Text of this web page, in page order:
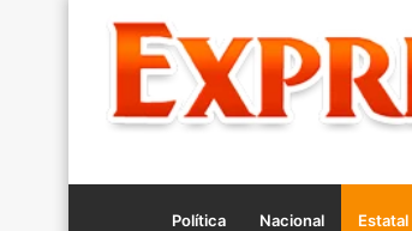
Política Nacional Estatal